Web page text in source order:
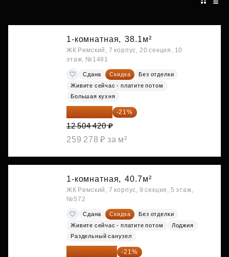
1-комнатная, 38.1м²
ЖК Римский, 7 корпус, 20 секция, 10
этаж, №1481
Сдана Скидка
Без отделки
Живите сейчас - платите потом
Большая кухня
-21%
12 504 420 ₽
259 278 ₽ за м²
1-комнатная, 40.7м²
ЖК Римский, 7 корпус, 9 секция, 5 этаж,
№572
Сдана Скидка
Без отделки
Живите сейчас - платите потом
Лоджия
Раздельный санузел
10 176 425 ₽ -21%